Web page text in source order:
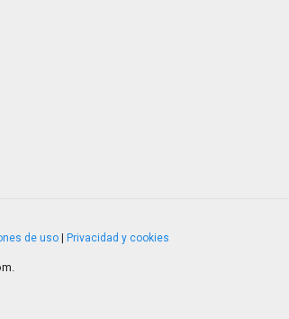
de uso Privacidad y cookies